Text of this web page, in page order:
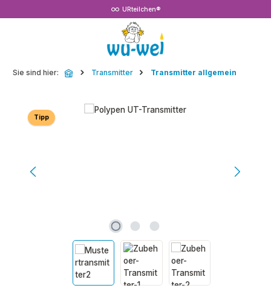
URteilchen®
Sie sind hier: Transmitter Transmitter allgemein
Bildergalerie überspringen
Tipp